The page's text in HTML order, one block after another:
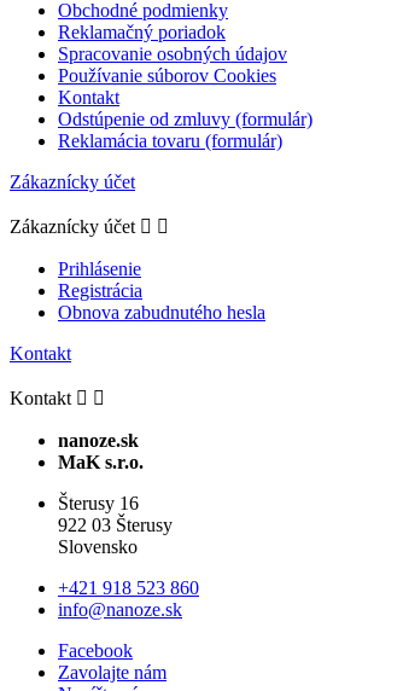
Obchodné podmienky
Reklamačný poriadok
Spracovanie osobných údajov
Používanie súborov Cookies
Kontakt
Odstúpenie od zmluvy (formulár)
Reklamácia tovaru (formulár)
Zákaznícky účet
Zákaznícky účet  
Prihlásenie
Registrácia
Obnova zabudnutého hesla
Kontakt
Kontakt  
nanoze.sk
MaK s.r.o.
Šterusy 16
922 03 Šterusy
Slovensko
+421 918 523 860
info@nanoze.sk
Facebook
Zavolajte nám